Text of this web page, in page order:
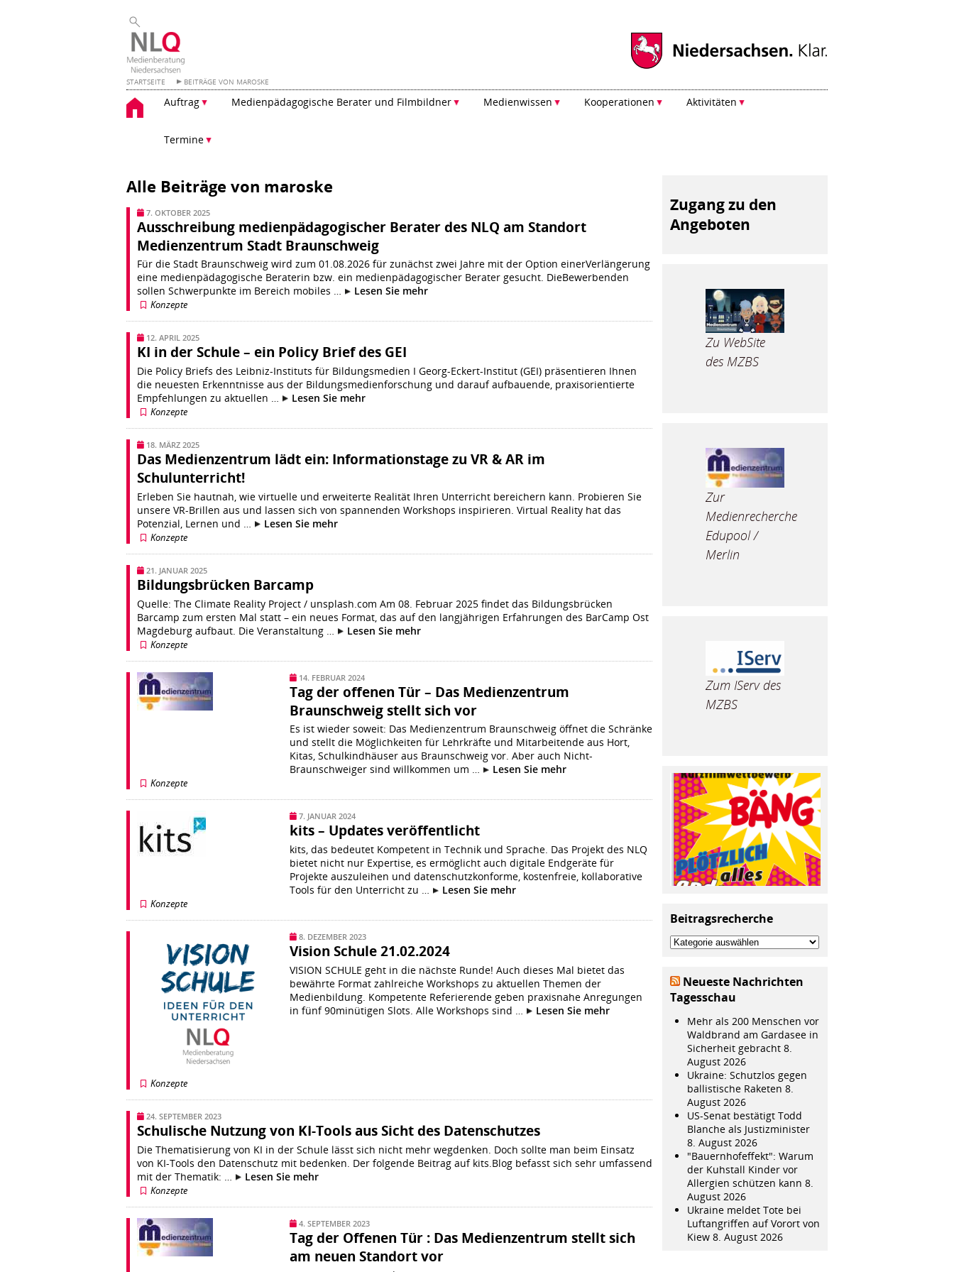
STARTSEITE BEITRÄGE VON MAROSKE
Zum
Inhalt
Auftrag Medienpädagogische Berater und Filmbildner Medienwissen Kooperationen Aktivitäten
Termine
Alle Beiträge von maroske
7. OKTOBER 2025
Ausschreibung medienpädagogischer Berater des NLQ am Standort
Medienzentrum Stadt Braunschweig
Für die Stadt Braunschweig wird zum 01.08.2026 für zunächst zwei Jahre mit der Option einerVerlängerung
eine medienpädagogische Beraterin bzw. ein medienpädagogischer Berater gesucht. DieBewerbenden
sollen Schwerpunkte im Bereich mobiles …
Lesen Sie mehr
Konzepte
12. APRIL 2025
KI in der Schule – ein Policy Brief des GEI
Die Policy Briefs des Leibniz-Instituts für Bildungsmedien I Georg-Eckert-Institut (GEI) präsentieren Ihnen
die neuesten Erkenntnisse aus der Bildungsmedienforschung und darauf aufbauende, praxisorientierte
Empfehlungen zu aktuellen …
Lesen Sie mehr
Konzepte
18. MÄRZ 2025
Das Medienzentrum lädt ein: Informationstage zu VR & AR im
Schulunterricht!
Erleben Sie hautnah, wie virtuelle und erweiterte Realität Ihren Unterricht bereichern kann. Probieren Sie
unsere VR-Brillen aus und lassen sich von spannenden Workshops inspirieren. Virtual Reality hat das
Potenzial, Lernen und …
Lesen Sie mehr
Konzepte
21. JANUAR 2025
Bildungsbrücken Barcamp
Quelle: The Climate Reality Project / unsplash.com Am 08. Februar 2025 findet das Bildungsbrücken
Barcamp zum ersten Mal statt – ein neues Format, das auf den langjährigen Erfahrungen des BarCamp Ost
Magdeburg aufbaut. Die Veranstaltung …
Lesen Sie mehr
Konzepte
14. FEBRUAR 2024
Tag der offenen Tür – Das Medienzentrum
Braunschweig stellt sich vor
Es ist wieder soweit: Das Medienzentrum Braunschweig öffnet die Schränke
und stellt die Möglichkeiten für Lehrkräfte und Mitarbeitende aus Hort,
Kitas, Schulkindhäuser aus Braunschweig vor. Aber auch Nicht-
Braunschweiger sind willkommen um …
Lesen Sie mehr
Konzepte
7. JANUAR 2024
kits – Updates veröffentlicht
kits, das bedeutet Kompetent in Technik und Sprache. Das Projekt des NLQ
bietet nicht nur Expertise, es ermöglicht auch digitale Endgeräte für
Projekte auszuleihen und datenschutzkonforme, kostenfreie, kollaborative
Tools für den Unterricht zu …
Lesen Sie mehr
Konzepte
8. DEZEMBER 2023
Vision Schule 21.02.2024
VISION SCHULE geht in die nächste Runde! Auch dieses Mal bietet das
bewährte Format zahlreiche Workshops zu aktuellen Themen der
Medienbildung. Kompetente Referierende geben praxisnahe Anregungen
in fünf 90minütigen Slots. Alle Workshops sind …
Lesen Sie mehr
Konzepte
24. SEPTEMBER 2023
Schulische Nutzung von KI-Tools aus Sicht des Datenschutzes
Die Thematisierung von KI in der Schule lässt sich nicht mehr wegdenken. Doch sollte man beim Einsatz
von KI-Tools den Datenschutz mit bedenken. Der folgende Beitrag auf kits.Blog befasst sich sehr umfassend
mit der Thematik: …
Lesen Sie mehr
Konzepte
4. SEPTEMBER 2023
Tag der Offenen Tür : Das Medienzentrum stellt sich
am neuen Standort vor
Zugang zu den
Angeboten
Zu WebSite
des MZBS
Zur
Medienrecherche
Edupool /
Merlin
Zum IServ des
MZBS
Beitragsrecherche
Beitragsrecherche
Neueste Nachrichten
Tagesschau
Mehr als 200 Menschen vor
Waldbrand am Gardasee in
Sicherheit gebracht 8.
August 2026
Ukraine: Schutzlos gegen
ballistische Raketen 8.
August 2026
US-Senat bestätigt Todd
Blanche als Justizminister
8. August 2026
"Bauernhofeffekt": Warum
der Kuhstall Kinder vor
Allergien schützen kann 8.
August 2026
Ukraine meldet Tote bei
Luftangriffen auf Vorort von
Kiew 8. August 2026